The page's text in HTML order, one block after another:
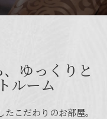
ゆっくりと
ルーム
こだわりのお部屋。